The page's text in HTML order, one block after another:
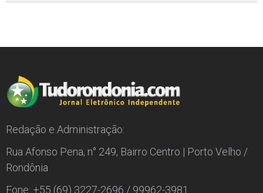
Redação e Administração:
Rua Afonso Pena, n° 249, Bairro Centro | Porto Velho /
Rondônia
Fone: +55 (69) 3227-2696 / 99962-3981